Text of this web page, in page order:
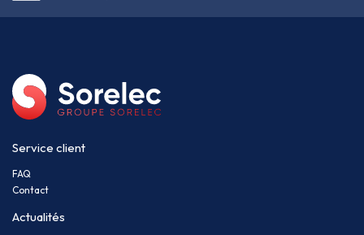
Service client
FAQ
Contact
Actualités